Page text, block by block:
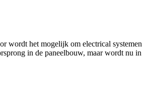
wordt het mogelijk om electrical systemen
in de paneelbouw, maar wordt nu in